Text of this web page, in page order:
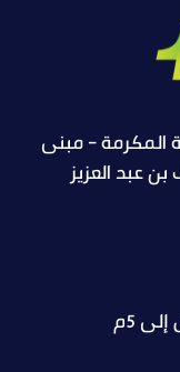
المكرمة - مبنى
بن عبد العزيز